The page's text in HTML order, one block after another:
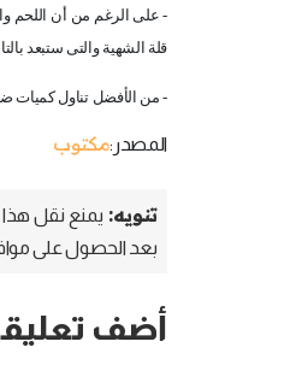
- على الرغم من أن اللحم
قلة الشهية والتى ستبعد
- من الأفضل تناول كميات
المصدر:مكتوب
تنويه: يمنع نقل هذا
بعد الحصول على
أضف